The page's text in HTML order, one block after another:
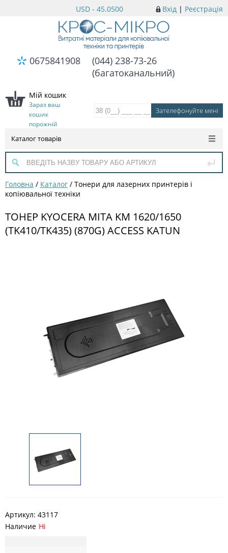
Вхід | Реєстрація
USD - 45.0500
0675841908
(044) 238-73-26
(багатоканальний)
Мій кошик
Зараз ваш
кошик
порожній
Каталог товарів
Головна / Каталог / Тонери для лазерних принтерів і
копіювальної техніки
ТОНЕР KYOCERA MITA KM 1620/1650
(TK410/TK435) (870G) ACCESS KATUN
Артикул: 43117
Наличие Ні